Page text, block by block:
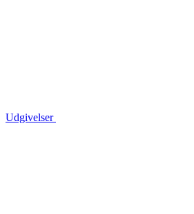
Udgivelser